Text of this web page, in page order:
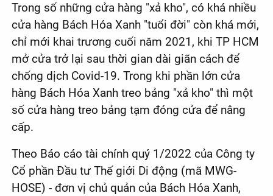
Trong số những cửa hàng "xả kho", có khá nhiều
cửa hàng Bách Hóa Xanh "tuổi đời" còn khá mới,
chỉ mới khai trương cuối năm 2021, khi TP HCM
mở cửa trở lại sau thời gian dài giãn cách để
chống dịch Covid-19. Trong khi phần lớn cửa
hàng Bách Hóa Xanh treo bảng "xả kho" thì một
số cửa hàng treo bảng tạm đóng cửa để nâng
cấp.
Theo Báo cáo tài chính quý 1/2022 của Công ty
Cổ phần Đầu tư Thế giới Di động (mã MWG-
HOSE) - đơn vị chủ quản của Bách Hóa Xanh,